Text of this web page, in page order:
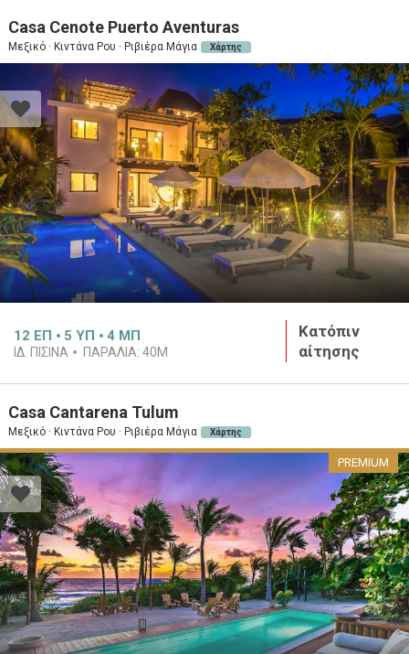
Casa Cenote Puerto Aventuras
Μεξικό · Κιντάνα Ρου · Ριβιέρα Μάγια Χάρτης
12 ΕΠ 5 ΥΠ 4 ΜΠ
ΙΔ. ΠΙΣΊΝΑ ΠΑΡΑΛΊΑ: 40M
Κατόπιν
αίτησης
Casa Cantarena Tulum
Μεξικό · Κιντάνα Ρου · Ριβιέρα Μάγια Χάρτης
PREMIUM